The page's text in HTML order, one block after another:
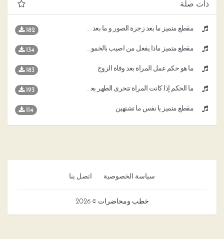
ذات صلة
مقطع متميز ما بعد زجرة الصور و ما بعد هول البعث والنشور 182
مقطع متميز ماذا يفعل من أصيب بالخمول والتعب 134
ما هو حكم عمل المراة بعد وفاة الزوج 183
ما الحكم إذا كانت المرأة تتحرى الطهر بعد انتهاء الدورة ووجدت صفرة و جفوف 193
مقطع متميز يا نفس ما تشتهين 114
سياسة الخصوصية اتصل بنا
خطب ومحاضرات © 2026